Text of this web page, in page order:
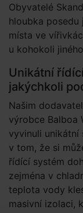
Obyvatelé
hloubka posedu
místa ve
u kohokoli
Unikátní
jakýchkoli
Našim
výrobce Balboa
vyvinuli unikátní
v tom, že si
řídící systém
zejména v
teplota vody
masivní izolaci,